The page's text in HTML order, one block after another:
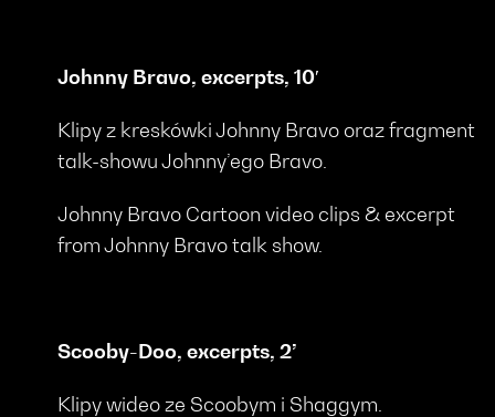
Johnny Bravo, excerpts, 10′
Klipy z kreskówki Johnny Bravo oraz fragment
talk-showu Johnny’ego Bravo.
Johnny Bravo Cartoon video clips & excerpt
from Johnny Bravo talk show.
Scooby-Doo, excerpts, 2’
Klipy wideo ze Scoobym i Shaggym.